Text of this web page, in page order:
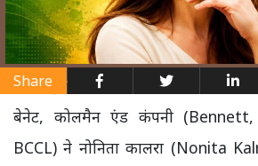
Share
बेनेट, कोलमैन एंड कंपनी
BCCL) ने नोनिता कालरा (Nonita